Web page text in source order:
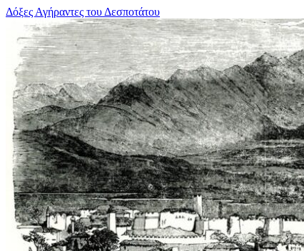
Μετάβαση
περιεχόμενο
Δόξες Αγήραντες του Δεσποτάτου